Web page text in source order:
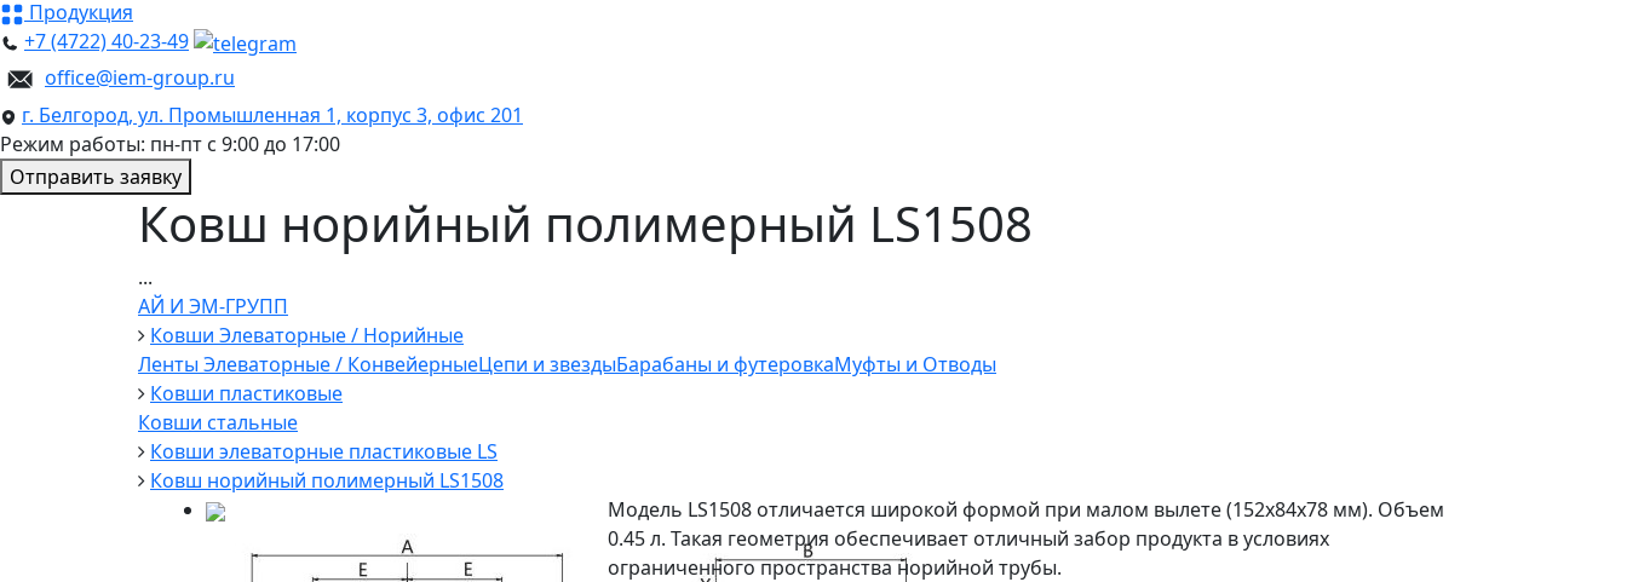
Продукция
+7 (4722) 40-23-49
office@iem-group.ru
г. Белгород, ул. Промышленная 1, корпус 3, офис 201
Режим работы: пн-пт с 9:00 до 17:00
Отправить заявку
Ковш норийный полимерный LS1508
...
АЙ И ЭМ-ГРУПП
Ковши Элеваторные / Норийные
Ленты Элеваторные / КонвейерныеЦепи и звездыБарабаны и футеровкаМуфты и Отводы
Ковши пластиковые
Ковши стальные
Ковши элеваторные пластиковые LS
Ковш норийный полимерный LS1508
Модель LS1508 отличается широкой формой при малом вылете (152x84x78 мм). Объем
0.45 л. Такая геометрия обеспечивает отличный забор продукта в условиях
ограниченного пространства норийной трубы.